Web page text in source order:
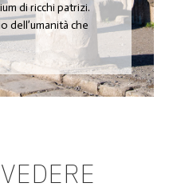
di ricchi patrizi.
dell’umanità che